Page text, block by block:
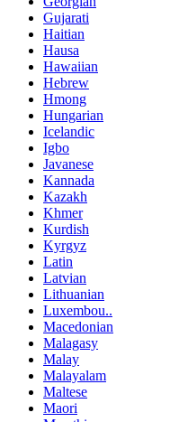
Gujarati
Haitian
Hausa
Hawaiian
Hebrew
Hmong
Hungarian
Icelandic
Igbo
Javanese
Kannada
Kazakh
Khmer
Kurdish
Kyrgyz
Latin
Latvian
Lithuanian
Luxembou..
Macedonian
Malagasy
Malay
Malayalam
Maltese
Maori